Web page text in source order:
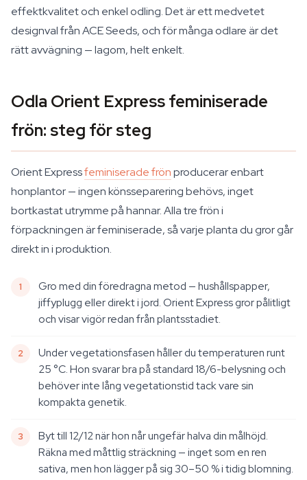
effektkvalitet och enkel odling. Det är ett medvetet
designval från ACE Seeds, och för många odlare är det
rätt avvägning — lagom, helt enkelt.
Odla Orient Express feminiserade
frön: steg för steg
Orient Expressfeminiserade frönproducerar enbart
honplantor — ingen könsseparering behövs, inget
bortkastat utrymme på hannar. Alla tre frön i
förpackningen är feminiserade, så varje planta du gror går
direkt in i produktion.
Gro med din föredragna metod — hushållspapper,
jiffyplugg eller direkt i jord. Orient Express gror pålitligt
och visar vigör redan från plantsstadiet.
Under vegetationsfasen håller du temperaturen runt
25 °C. Hon svarar bra på standard 18/6-belysning och
behöver inte lång vegetationstid tack vare sin
kompakta genetik.
Byt till 12/12 när hon når ungefär halva din målhöjd.
Räkna med måttlig sträckning — inget som en ren
sativa, men hon lägger på sig 30–50 % i tidig blomning.